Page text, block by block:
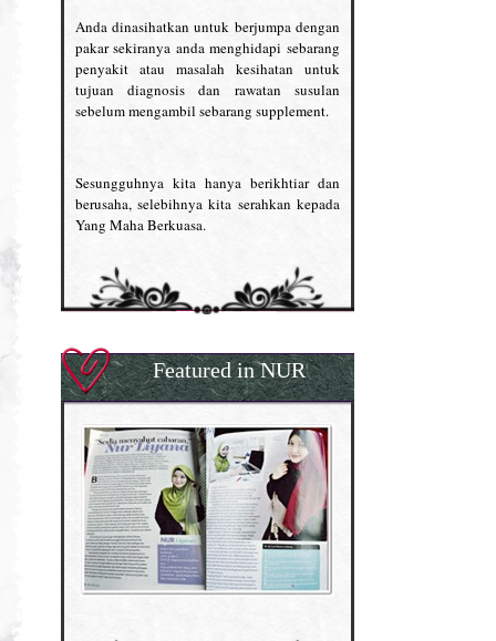
Anda dinasihatkan untuk berjumpa dengan
pakar sekiranya anda menghidapi sebarang
penyakit atau masalah kesihatan untuk
tujuan diagnosis dan rawatan susulan
sebelum mengambil sebarang supplement.
Sesungguhnya kita hanya berikhtiar dan
berusaha, selebihnya kita serahkan kepada
Yang Maha Berkuasa.
Featured in NUR